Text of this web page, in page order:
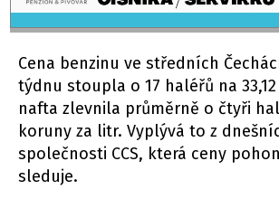
Cena benzinu ve středních
týdnu stoupla o 17 haléřů na
nafta zlevnila průměrně o čtyři
koruny za litr. Vyplývá to z
společnosti CCS, která ceny
sleduje.